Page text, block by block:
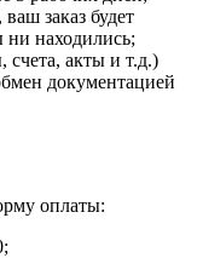
заказ будет
ни находились;
счета, акты и т.д.)
документацией
оплаты: